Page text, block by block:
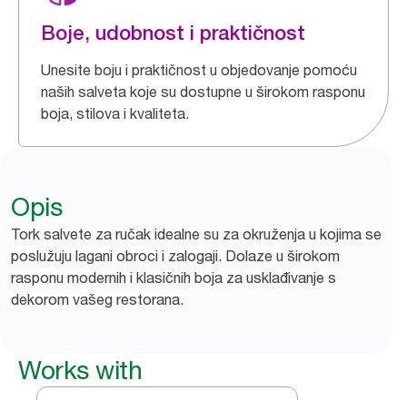
Boje, udobnost i praktičnost
Unesite boju i praktičnost u objedovanje pomoću
naših salveta koje su dostupne u širokom rasponu
boja, stilova i kvaliteta.
Opis
Tork salvete za ručak idealne su za okruženja u kojima se
poslužuju lagani obroci i zalogaji. Dolaze u širokom
rasponu modernih i klasičnih boja za usklađivanje s
dekorom vašeg restorana.
Works with